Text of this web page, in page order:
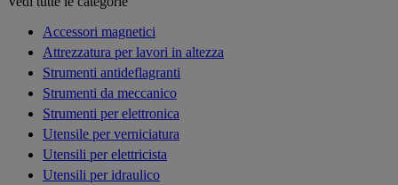
Accessori magnetici
Attrezzatura per lavori in altezza
Strumenti antideflagranti
Strumenti da meccanico
Strumenti per elettronica
Utensile per verniciatura
Utensili per elettricista
Utensili per idraulico